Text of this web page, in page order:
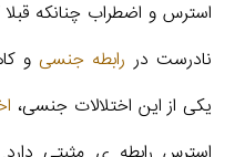
استرس و اضطراب چنانکه
نادرست در رابطه جنسی و
یکی از این اختلالات جنسی،